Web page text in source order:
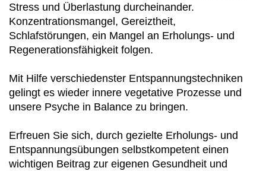
Stress und Überlastung durcheinander.
Konzentrationsmangel, Gereiztheit,
Schlafstörungen, ein Mangel an Erholungs- und
Regenerationsfähigkeit folgen.
Mit Hilfe verschiedenster Entspannungstechniken
gelingt es wieder innere vegetative Prozesse und
unsere Psyche in Balance zu bringen.
Erfreuen Sie sich, durch gezielte Erholungs- und
Entspannungsübungen selbstkompetent einen
wichtigen Beitrag zur eigenen Gesundheit und